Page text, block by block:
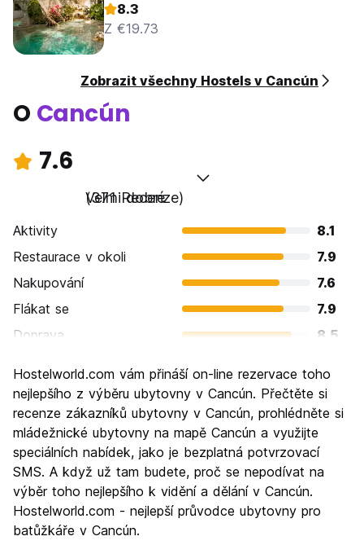
8.3
Z €19.73
Zobrazit všechny Hostels v Cancún
O Cancún
7.6
Velmi dobré
(371 Recenze)
Aktivity
8.1
Restaurace v okoli
7.9
Nakupování
7.6
Flákat se
7.9
Doprava
8.5
Kultura
6.4
Noční život
8.5
Hodnota za peníze
6.7
Hostelworld.com vám přináší on-line rezervace toho
nejlepšího z výběru ubytovny v Cancún. Přečtěte si
recenze zákazníků ubytovny v Cancún, prohlédněte si
mládežnické ubytovny na mapě Cancún a využijte
speciálních nabídek, jako je bezplatná potvrzovací
SMS. A když už tam budete, proč se nepodívat na
výběr toho nejlepšího k vidění a dělání v Cancún.
Hostelworld.com - nejlepší průvodce ubytovny pro
batůžkáře v Cancún.